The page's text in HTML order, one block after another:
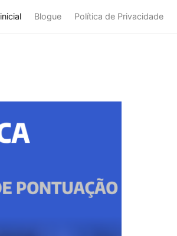
Blogue Política de Privacidade